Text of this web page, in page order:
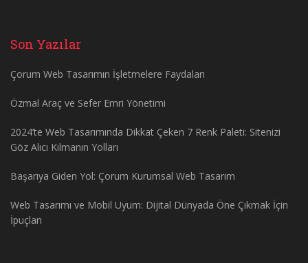
Son Yazılar
Çorum Web Tasarımın İşletmelere Faydaları
Özmal Araç ve Sefer Emri Yönetimi
2024’te Web Tasarımında Dikkat Çeken 7 Renk Paleti: Sitenizi
Göz Alıcı Kılmanın Yolları
Başarıya Giden Yol: Çorum Kurumsal Web Tasarım
Web Tasarımı ve Mobil Uyum: Dijital Dünyada Öne Çıkmak İçin
İpuçları